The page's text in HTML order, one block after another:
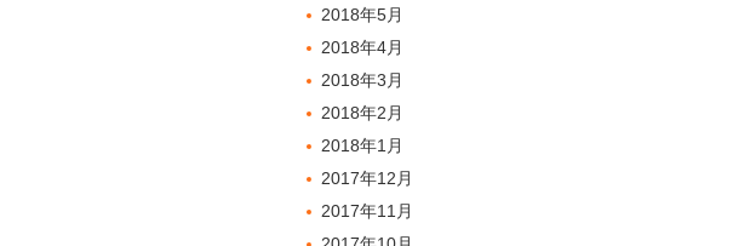
2018年5月
2018年4月
2018年3月
2018年2月
2018年1月
2017年12月
2017年11月